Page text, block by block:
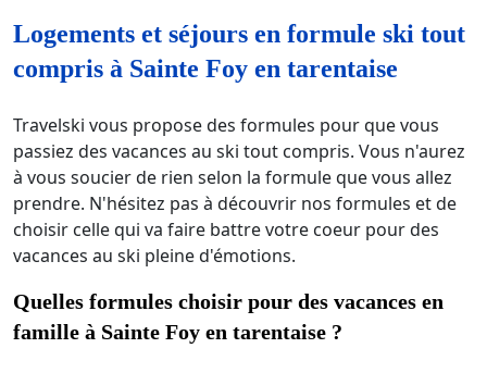
Logements et séjours en formule ski tout
compris à Sainte Foy en tarentaise
Travelski vous propose des formules pour que vous
passiez des vacances au ski tout compris. Vous n'aurez
à vous soucier de rien selon la formule que vous allez
prendre. N'hésitez pas à découvrir nos formules et de
choisir celle qui va faire battre votre coeur pour des
vacances au ski pleine d'émotions.
Quelles formules choisir pour des vacances en
famille à Sainte Foy en tarentaise ?